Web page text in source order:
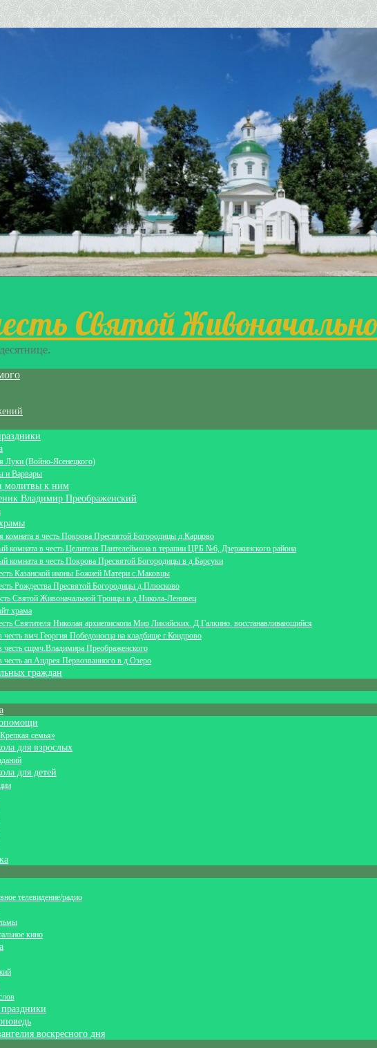
Святой
Луки (Войно-Ясенецкого)
и Варвары
молитвы к ним
Владимир Преображенский
комната в честь Покрова Пресвятой Богородицы д.Карцово
комната в честь Целителя Пантелеймона в терапии ЦРБ №6, Дзержинского района
комната в честь Покрова Пресвятой Богородицы в д.Барсуки
Казанской иконы Божией Матери с.Маковцы
Рождества Пресвятой Богородицы д.Плюсково
Святой Живоначальной Троицы в д.Никола-Ленивец
храма
Святителя Николая архиепископа Мир Ликийских. Д.Галкино. восстанавливающийся
честь вмч.Георгия Победоносца на кладбище г.Кондрово
честь сщмч.Владимира Преображенского
честь ап.Андрея Первозванного в д.Озеро
граждан
семья»
для взрослых
для детей
телевидение/радио
кино
воскресного дня